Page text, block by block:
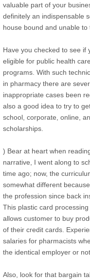
valuable part of your
definitely an indispensable
house bound and unable to
Have you checked to see if
eligible for public health
programs. With such
in pharmacy there are
inappropriate cases been
also a good idea to try to
school, corporate, online,
scholarships.
) Bear at heart when
narrative, I went along to
time ago; now, the
somewhat different
the profession since back
This plastic card
allows customer to buy
of their credit cards.
salaries for pharmacists
the identical employer or not.
Also, look for that bargain